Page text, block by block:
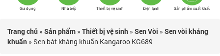
Gia dụng Nhà bếp Thiết bị vệ sinh Điện lạnh Sản phẩm xuất khẩu
Trang chủ » Sản phẩm » Thiết bị vệ sinh » Sen Vòi » Sen vòi kháng
khuẩn » Sen bát kháng khuẩn Kangaroo KG689